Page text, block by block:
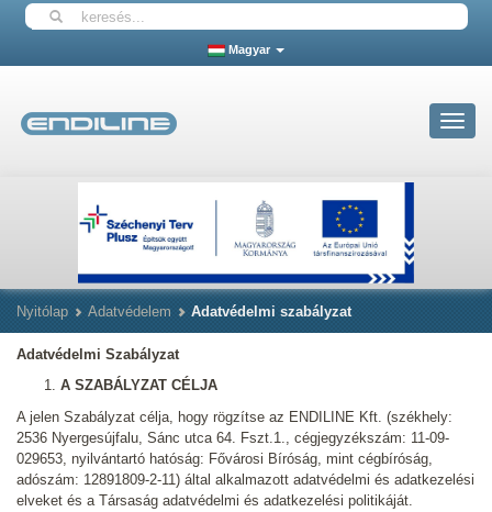
Magyar
Toggle
Nyitólap Adatvédelem Adatvédelmi szabályzat
Adatvédelmi Szabályzat
A SZABÁLYZAT CÉLJA
A jelen Szabályzat célja, hogy rögzítse az ENDILINE Kft. (székhely:
2536 Nyergesújfalu, Sánc utca 64. Fszt.1., cégjegyzékszám: 11-09-
029653, nyilvántartó hatóság: Fővárosi Bíróság, mint cégbíróság,
adószám: 12891809-2-11) által alkalmazott adatvédelmi és adatkezelési
elveket és a Társaság adatvédelmi és adatkezelési politikáját.